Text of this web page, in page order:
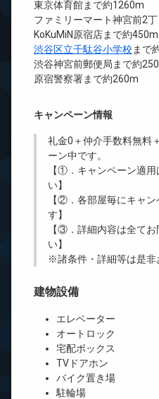
東京体育館まで約1260m
ファミリーマート神宮前2
KoKuMiN原宿店まで約450m
渋谷区立千駄谷小学校 まで
渋谷神宮前郵便局まで約
原宿警察署まで約260m
キャンペーン情報
礼金0 ＋仲介手数料無料＋
ーン中です。
【①．キャンペーン適
い】
【②．各部屋毎にキャ
す】
【③．詳細内容は全て
い】
※諸条件・詳細等は是非
建物設備
エレベーター
オートロック
宅配ボックス
TVドアホン
バイク置き場
駐輪場